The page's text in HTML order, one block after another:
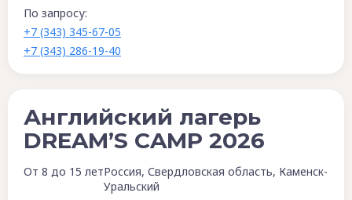
По запросу:
+7 (343) 345-67-05
+7 (343) 286-19-40
Английский лагерь
DREAM’S CAMP 2026
От 8 до 15 летРоссия, Свердловская область, Каменск-
Уральский